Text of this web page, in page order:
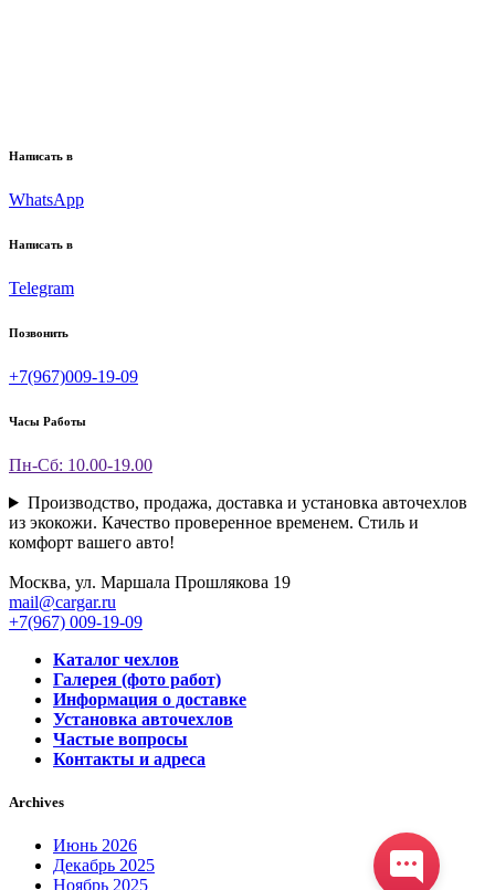
Написать в
WhatsApp
Написать в
Telegram
Позвонить
+7(967)009-19-09
Часы Работы
Пн-Сб: 10.00-19.00
Производство, продажа, доставка и установка авточехлов
из экокожи. Качество проверенное временем. Стиль и
комфорт вашего авто!
Москва, ул. Маршала Прошлякова 19
mail@cargar.ru
+7(967) 009-19-09
Каталог чехлов
Галерея (фото работ)
Информация о доставке
Установка авточехлов
Частые вопросы
Контакты и адреса
Archives
Июнь 2026
Декабрь 2025
Ноябрь 2025